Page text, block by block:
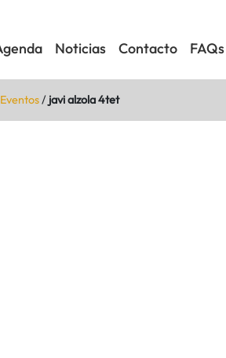
Noticias Contacto FAQs
Eventos/ javi alzola 4tet